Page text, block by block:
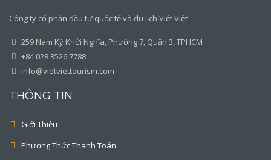
Công ty cổ phần đầu tư quốc tế và du lịch Việt Việt
259 Nam Kỳ Khởi Nghĩa, Phường 7, Quận 3, TPHCM
+84 028 3526 7788
info@vietviettourism.com
THÔNG TIN
Giới Thiệu
Phương Thức Thanh Toán